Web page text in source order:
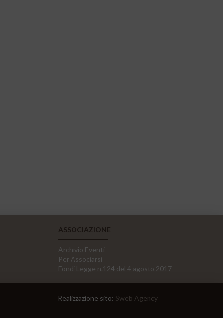
ASSOCIAZIONE
Archivio Eventi
Per Associarsi
Fondi Legge n.124 del 4 agosto 2017
Realizzazione sito: Sweb Agency